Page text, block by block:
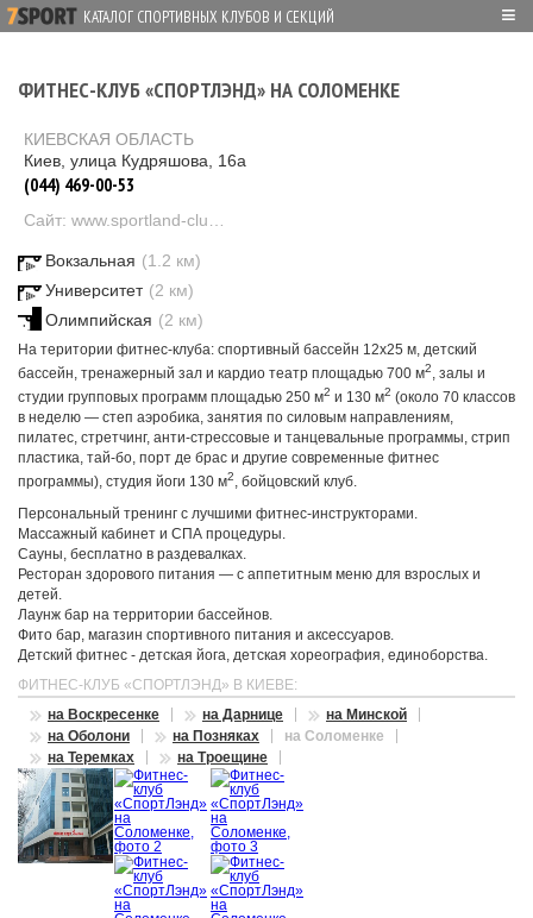
КАТАЛОГ СПОРТИВНЫХ КЛУБОВ И СЕКЦИЙ ≡
ФИТНЕС-КЛУБ «СПОРТЛЭНД» НА СОЛОМЕНКЕ
КИЕВСКАЯ ОБЛАСТЬ
Киев, улица Кудряшова, 16а
(044) 469-00-53
Вокзальная (1.2 км)
Университет (2 км)
Олимпийская (2 км)
На територии фитнес-клуба: спортивный бассейн 12х25 м, детский
бассейн, тренажерный зал и кардио театр площадью 700 м2, залы и
студии групповых программ площадью 250 м2 и 130 м2 (около 70 классов
в неделю — степ аэробика, занятия по силовым направлениям,
пилатес, стретчинг, анти-стрессовые и танцевальные программы, стрип
пластика, тай-бо, порт де брас и другие современные фитнес
программы), студия йоги 130 м2, бойцовский клуб.
Персональный тренинг с лучшими фитнес-инструкторами.
Массажный кабинет и СПА процедуры.
Сауны, бесплатно в раздевалках.
Ресторан здорового питания — с аппетитным меню для взрослых и
детей.
Лаунж бар на территории бассейнов.
Фито бар, магазин спортивного питания и аксессуаров.
Детский фитнес - детская йога, детская хореография, единоборства.
ФИТНЕС-КЛУБ «СПОРТЛЭНД» В КИЕВЕ:
на Воскресенке
на Дарнице
на Минской
на Оболони
на Позняках
на Соломенке
на Теремках
на Троещине